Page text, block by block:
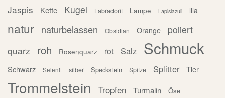
Jaspis Kette Kugel Labradorit Lampe Lapislazuli lila
natur naturbelassen Obsidian Orange
poliert
quarz
roh Rosenquarz rot Salz Schmuck
Schwarz Selenit silber Speckstein Spitze Splitter Tier
Trommelstein Tropfen Turmalin Öse